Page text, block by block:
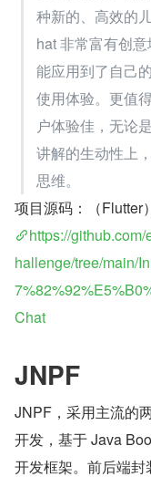
种新的、高效的
hat 非常富有创
能应用到了自己
使用体验。更值
户体验佳，无论
讲解的生动性上
思维。
项目源码：（Flutter）
https://
hallenge/tree/main/
Chat
JNPF
JNPF，采用主流的
开发，基于 Java
开发框架。前后端